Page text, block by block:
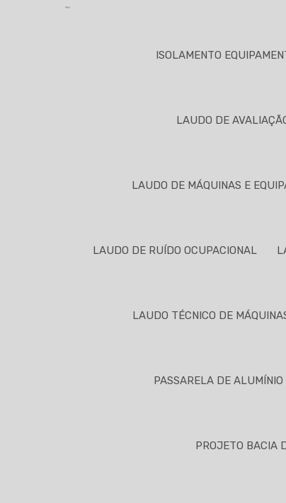
ISOLAMENTO
LAUDO DE
LAUDO DE MÁQUINAS E
LAUDO DE RUÍDO OCUPACIONAL
LAUDO TÉCNICO DE
PASSARELA DE
PROJETO BACIA